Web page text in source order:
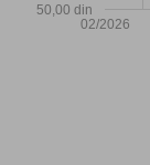
02/2026
50,00 din